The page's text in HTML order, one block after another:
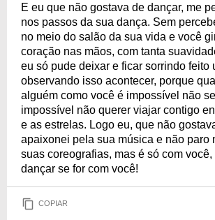
E eu que não gostava de dançar, me
nos passos da sua dança. Sem
no meio do salão da sua vida e você
coração nas mãos, com tanta
eu só pude deixar e ficar sorrindo feito
observando isso acontecer, porque
alguém como você é impossível não
impossível não querer viajar contigo
e as estrelas. Logo eu, que não
apaixonei pela sua música e não paro
suas coreografias, mas é só com você,
dançar se for com você!
COPIAR